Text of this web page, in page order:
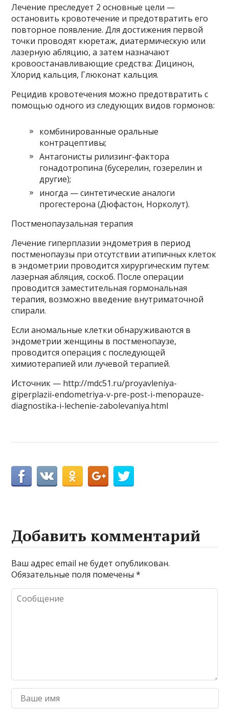
Лечение преследует 2 основные цели —
остановить кровотечение и предотвратить его
повторное появление. Для достижения первой
точки проводят кюретаж, диатермическую или
лазерную абляцию, а затем назначают
кровоостанавливающие средства: Дицинон,
Хлорид кальция, Глюконат кальция.
Рецидив кровотечения можно предотвратить с
помощью одного из следующих видов гормонов:
комбинированные оральные
контрацептивы;
Антагонисты рилизинг-фактора
гонадотропина (бусерелин, гозерелин и
другие);
иногда — синтетические аналоги
прогестерона (Дюфастон, Норколут).
Постменопаузальная терапия
Лечение гиперплазии эндометрия в период
постменопаузы при отсутствии атипичных клеток
в эндометрии проводится хирургическим путем:
лазерная абляция, соскоб. После операции
проводится заместительная гормональная
терапия, возможно введение внутриматочной
спирали.
Если аномальные клетки обнаруживаются в
эндометрии женщины в постменопаузе,
проводится операция с последующей
химиотерапией или лучевой терапией.
Источник — http://mdc51.ru/proyavleniya-
giperplazii-endometriya-v-pre-post-i-menopauze-
diagnostika-i-lechenie-zabolevaniya.html
Добавить комментарий
Ваш адрес email не будет опубликован.
Обязательные поля помечены*